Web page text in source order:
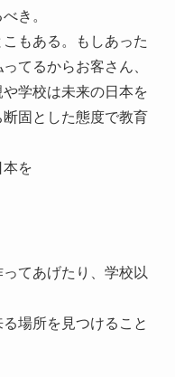
き。
もある。もしあった
てるからお客さん、
学校は未来の日本を
固とした態度で教育
を
てあげたり、学校以
場所を見つけること